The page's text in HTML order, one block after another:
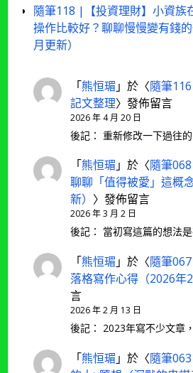
隨筆118 |【投資理財】小資族
操作比較好？聊聊慢慢變有錢
月更新）
「熊恒瑂 」於〈隨筆
記文整理〉發佈留言
2026 年 4 月 20 日
後記： 重新修改一下過往
「熊恒瑂 」於〈隨筆
聊聊「值得被愛」這概
新） 〉發佈留言
2026 年 3 月 2 日
後記： 當初寫這篇的想法
「熊恒瑂 」於〈隨筆
落格寫作心得（2026年2
言
2026 年 2 月 13 日
後記： 2023年寫不少文章
「熊恒瑂 」於〈隨筆